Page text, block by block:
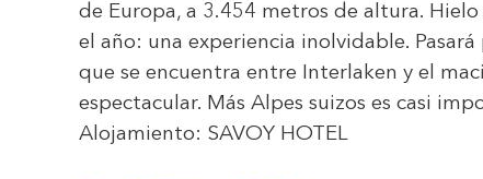
de Europa, a 3.454 metros de altura.
el año: una experiencia inolvidable.
que se encuentra entre Interlaken y el
espectacular. Más Alpes suizos es casi
Alojamiento: SAVOY HOTEL